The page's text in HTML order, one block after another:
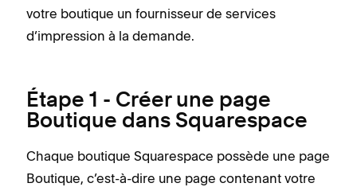
votre boutique un fournisseur de services
d’impression à la demande.
Étape 1 - Créer une page
Boutique dans Squarespace
Chaque boutique Squarespace possède une page
Boutique, c’est-à-dire une page contenant votre